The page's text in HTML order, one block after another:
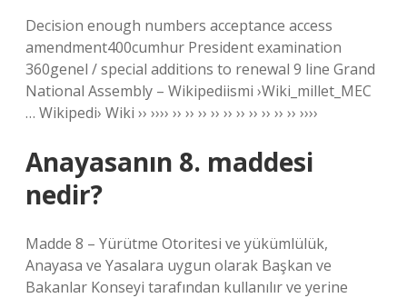
Decision enough numbers acceptance access
amendment400cumhur President examination
360genel / special additions to renewal 9 line Grand
National Assembly – Wikipediismi ›Wiki_millet_MEC
… Wikipedi› Wiki ›› ›››› ›› ›› ›› ›› ›› ›› ›› ›› ›› ›› ››››
Anayasanın 8. maddesi
nedir?
Madde 8 – Yürütme Otoritesi ve yükümlülük,
Anayasa ve Yasalara uygun olarak Başkan ve
Bakanlar Konseyi tarafından kullanılır ve yerine